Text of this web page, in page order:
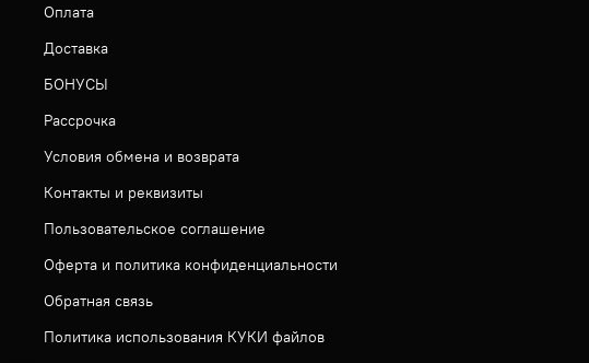
Оплата
Доставка
БОНУСЫ
Рассрочка
Условия обмена и возврата
Контакты и реквизиты
Пользовательское соглашение
Оферта и политика конфиденциальности
Обратная связь
Политика использования КУКИ файлов